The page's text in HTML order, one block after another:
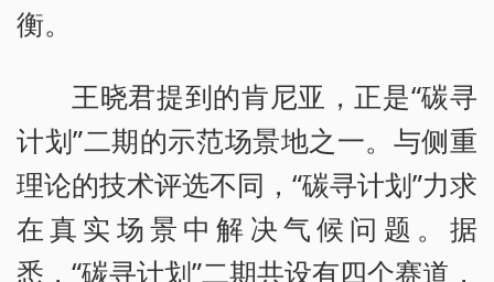
衡。
王晓君提到的肯尼亚，正是“碳寻
计划”二期的示范场景地之一。与侧重
理论的技术评选不同，“碳寻计划”力求
在真实场景中解决气候问题。据
悉，“碳寻计划”二期共设有四个赛道，